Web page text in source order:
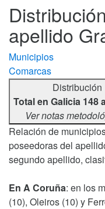
apellido
Municipios
Comarcas
Distribución
Total en Galicia 148
Ver notas
Relación de
poseedoras del
segundo apellido,
En A Coruña: en los
(10), Oleiros (10) y